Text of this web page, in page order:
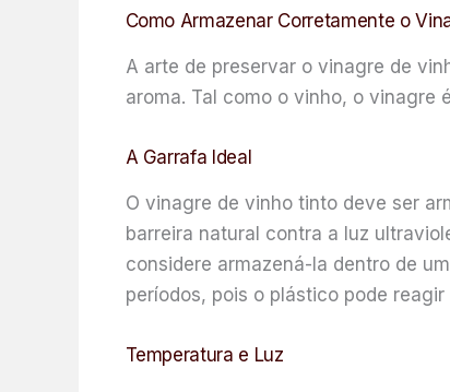
Como Armazenar Corretamente o
A arte de preservar o vinagre de
aroma. Tal como o vinho, o vinagre
A Garrafa Ideal
O vinagre de vinho tinto deve ser
barreira natural contra a luz
considere armazená-la dentro de
períodos, pois o plástico pode
Temperatura e Luz